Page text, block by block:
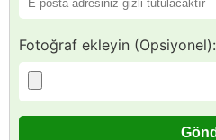
Fotoğraf ekleyin (Opsiyonel):